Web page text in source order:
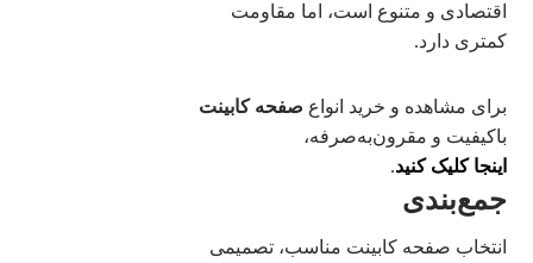
اقتصادی و متنوع است، اما مقاومت
کمتری دارد.
برای مشاهده و خرید انواع صفحه کابینت
باکیفیت و مقرون‌به‌صرفه،
اینجا کلیک کنید.
جمع‌بندی
انتخاب صفحه کابینت مناسب، تصمیمی